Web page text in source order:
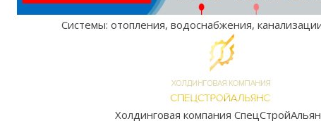
Системы: отопления, водоснабжения,
Холдинговая компания